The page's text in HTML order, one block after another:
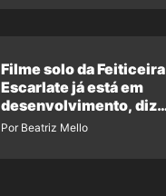
Filme solo da Feiticeira
Escarlate já está em
desenvolvimento, diz
insider
Por Beatriz Mello